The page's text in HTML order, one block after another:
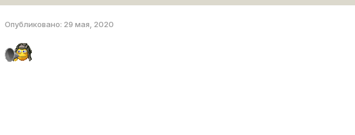
Опубликовано: 29 мая, 2020